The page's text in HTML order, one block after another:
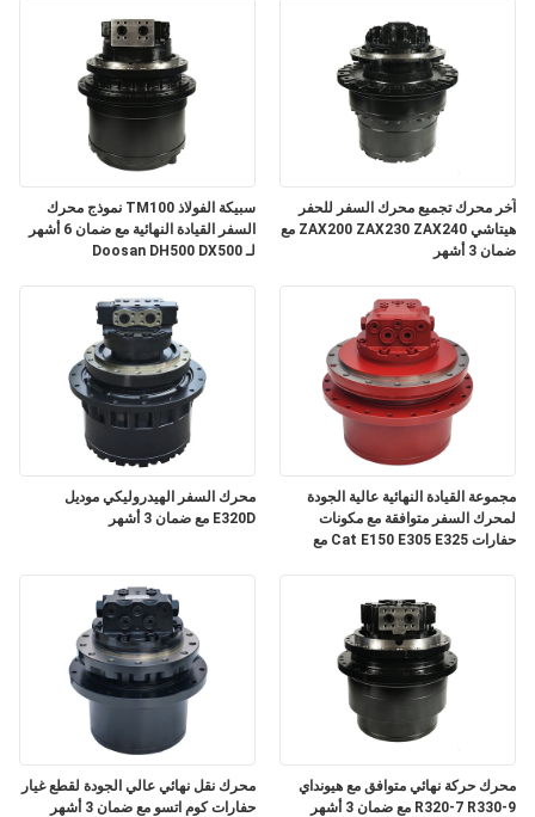
سبيكة الفولاذ TM100 نموذج محرك
السفر القيادة النهائية مع ضمان 6 أشهر
لـ Doosan DH500 DX500
آخر محرك تجميع محرك السفر للحفر
هيتاشي ZAX200 ZAX230 ZAX240 مع
ضمان 3 أشهر
محرك السفر الهيدروليكي موديل
E320D مع ضمان 3 أشهر
مجموعة القيادة النهائية عالية الجودة
لمحرك السفر متوافقة مع مكونات
حفارات Cat E150 E305 E325 مع
محرك نقل نهائي عالي الجودة لقطع غيار
حفارات كوم اتسو مع ضمان 3 أشهر
محرك حركة نهائي متوافق مع هيونداي
R320-7 R330-9 مع ضمان 3 أشهر